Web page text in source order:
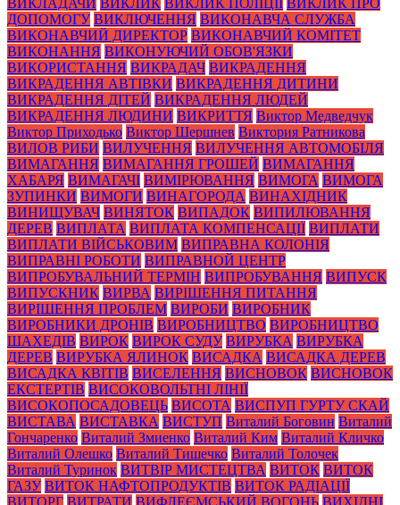
ДОПОМОГУ ВИКЛЮЧЕННЯ ВИКОНАВЧА СЛУЖБА
ВИКОНАВЧИЙ ДИРЕКТОР ВИКОНАВЧИЙ КОМІТЕТ
ВИКОНАННЯ ВИКОНУЮЧИЙ ОБОВ'ЯЗКИ
ВИКОРИСТАННЯ ВИКРАДАЧ ВИКРАДЕННЯ
ВИКРАДЕННЯ АВТІВКИ ВИКРАДЕННЯ ДИТИНИ
ВИКРАДЕННЯ ДІТЕЙ ВИКРАДЕННЯ ЛЮДЕЙ
ВИКРАДЕННЯ ЛЮДИНИ ВИКРИТТЯ Виктор Медведчук
Виктор Приходько Виктор Шершнев Виктория Ратникова
ВИЛОВ РИБИ ВИЛУЧЕННЯ ВИЛУЧЕННЯ АВТОМОБІЛЯ
ВИМАГАННЯ ВИМАГАННЯ ГРОШЕЙ ВИМАГАННЯ
ХАБАРЯ ВИМАГАЧІ ВИМІРЮВАННЯ ВИМОГА ВИМОГА
ЗУПИНКИ ВИМОГИ ВИНАГОРОДА ВИНАХІДНИК
ВИНИЩУВАЧ ВИНЯТОК ВИПАДОК ВИПИЛЮВАННЯ
ДЕРЕВ ВИПЛАТА ВИПЛАТА КОМПЕНСАЦІЇ ВИПЛАТИ
ВИПЛАТИ ВІЙСЬКОВИМ ВИПРАВНА КОЛОНІЯ
ВИПРАВНІ РОБОТИ ВИПРАВНОЙ ЦЕНТР
ВИПРОБУВАЛЬНИЙ ТЕРМІН ВИПРОБУВАННЯ ВИПУСК
ВИПУСКНИК ВИРВА ВИРІШЕННЯ ПИТАННЯ
ВИРІШЕННЯ ПРОБЛЕМ ВИРОБИ ВИРОБНИК
ВИРОБНИКИ ДРОНІВ ВИРОБНИЦТВО ВИРОБНИЦТВО
ШАХЕДІВ ВИРОК ВИРОК СУДУ ВИРУБКА ВИРУБКА
ДЕРЕВ ВИРУБКА ЯЛИНОК ВИСАДКА ВИСАДКА ДЕРЕВ
ВИСАДКА КВІТІВ ВИСЕЛЕННЯ ВИСНОВОК ВИСНОВОК
ЕКСТЕРТІВ ВИСОКОВОЛЬТНІ ЛІНІЇ
ВИСОКОПОСАДОВЕЦЬ ВИСОТА ВИСПУП ГУРТУ СКАЙ
ВИСТАВА ВИСТАВКА ВИСТУП Виталий Боговин Виталий
Гончаренко Виталий Змиенко Виталий Ким Виталий Кличко
Виталий Олешко Виталий Тишечко Виталий Толочек
Виталий Туринок ВИТВІР МИСТЕЦТВА ВИТОК ВИТОК
ГАЗУ ВИТОК НАФТОПРОДУКТІВ ВИТОК РАДІАЦІЇ
ВИТОРГ ВИТРАТИ ВИФЛЕЄМСЬКИЙ ВОГОНЬ ВИХІДНІ